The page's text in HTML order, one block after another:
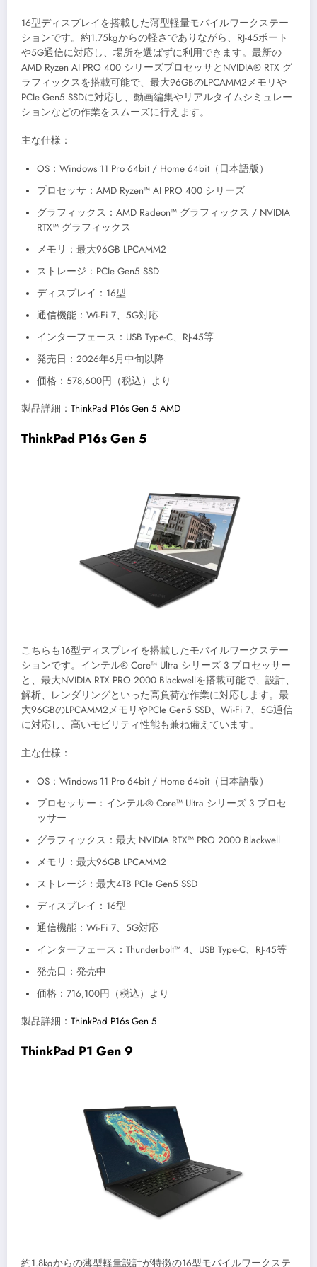
16型ディスプレイを搭載した薄型軽量モバイルワークステー
ションです。約1.75kgからの軽さでありながら、RJ-45ポート
や5G通信に対応し、場所を選ばずに利用できます。最新の
AMD Ryzen AI PRO 400 シリーズプロセッサとNVIDIA® RTX グ
ラフィックスを搭載可能で、最大96GBのLPCAMM2メモリや
PCIe Gen5 SSDに対応し、動画編集やリアルタイムシミュレー
ションなどの作業をスムーズに行えます。
主な仕様：
OS：Windows 11 Pro 64bit / Home 64bit（日本語版）
プロセッサ：AMD Ryzen™ AI PRO 400 シリーズ
グラフィックス：AMD Radeon™ グラフィックス / NVIDIA
RTX™ グラフィックス
メモリ：最大96GB LPCAMM2
ストレージ：PCIe Gen5 SSD
ディスプレイ：16型
通信機能：Wi-Fi 7、5G対応
インターフェース：USB Type-C、RJ-45等
発売日：2026年6月中旬以降
価格：578,600円（税込）より
製品詳細： ThinkPad P16s Gen 5 AMD
ThinkPad P16s Gen 5
こちらも16型ディスプレイを搭載したモバイルワークステー
ションです。インテル® Core™ Ultra シリーズ 3 プロセッサー
と、最大NVIDIA RTX PRO 2000 Blackwellを搭載可能で、設計、
解析、レンダリングといった高負荷な作業に対応します。最
大96GBのLPCAMM2メモリやPCIe Gen5 SSD、Wi-Fi 7、5G通信
に対応し、高いモビリティ性能も兼ね備えています。
主な仕様：
OS：Windows 11 Pro 64bit / Home 64bit（日本語版）
プロセッサー：インテル® Core™ Ultra シリーズ 3 プロセ
ッサー
グラフィックス：最大 NVIDIA RTX™ PRO 2000 Blackwell
メモリ：最大96GB LPCAMM2
ストレージ：最大4TB PCIe Gen5 SSD
ディスプレイ：16型
通信機能：Wi-Fi 7、5G対応
インターフェース：Thunderbolt™ 4、USB Type-C、RJ-45等
発売日：発売中
価格：716,100円（税込）より
製品詳細： ThinkPad P16s Gen 5
ThinkPad P1 Gen 9
約1.8kgからの薄型軽量設計が特徴の16型モバイルワークステ